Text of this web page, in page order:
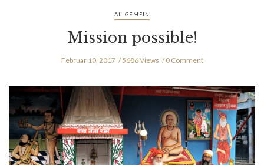
ALLGEMEIN
Mission possible!
Februar 10, 2017 5686 Views 0 Comment